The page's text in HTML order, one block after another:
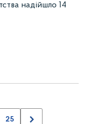
надійшло 14
25